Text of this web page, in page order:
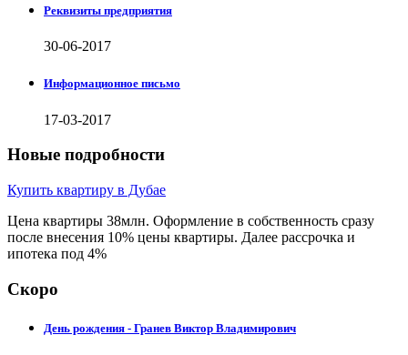
Реквизиты предприятия
30-06-2017
Информационное письмо
17-03-2017
Новые подробности
Купить квартиру в Дубае
Цена квартиры 38млн. Оформление в собственность сразу
после внесения 10% цены квартиры. Далее рассрочка и
ипотека под 4%
Скоро
День рождения - Гранев Виктор Владимирович